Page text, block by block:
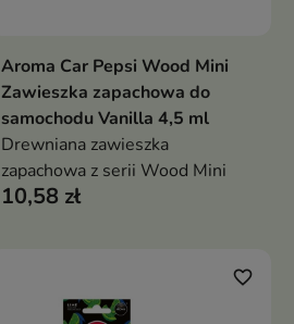
Dodaj do koszyka
Aroma Car Pepsi Wood Mini
Zawieszka zapachowa do
samochodu Vanilla 4,5 ml
Drewniana zawieszka
zapachowa z serii Wood Mini
10,58 zł
favorite_border